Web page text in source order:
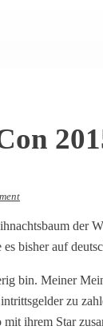
der
bisher auf
bin. Meiner
zu
ihrem Star